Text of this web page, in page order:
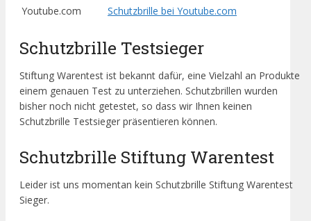
Youtube.com
Schutzbrille bei Youtube.com
Schutzbrille Testsieger
Stiftung Warentest ist bekannt dafür, eine Vielzahl an Produkte
einem genauen Test zu unterziehen. Schutzbrillen wurden
bisher noch nicht getestet, so dass wir Ihnen keinen
Schutzbrille Testsieger präsentieren können.
Schutzbrille Stiftung Warentest
Leider ist uns momentan kein Schutzbrille Stiftung Warentest
Sieger.